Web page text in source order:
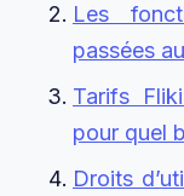
Les
passées
Tarifs
pour quel
Droits